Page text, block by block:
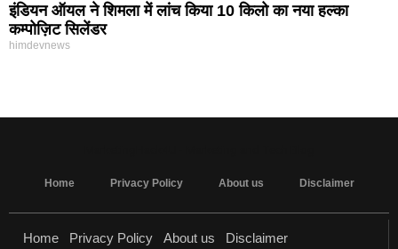
इंडियन ऑयल ने शिमला में लांच किया 10 किलो का नया हल्का
कम्पोज़िट सिलेंडर
himdevnews
Home Privacy Policy About us Disclaimer
Home Privacy Policy About us Disclaimer